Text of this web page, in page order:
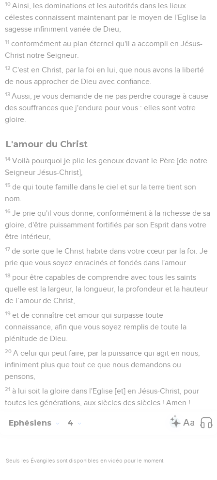
10 Ainsi, les dominations et les autorités dans les lieux
célestes connaissent maintenant par le moyen de l'Eglise la
sagesse infiniment variée de Dieu,
11 conformément au plan éternel qu'il a accompli en Jésus-
Christ notre Seigneur.
12 C'est en Christ, par la foi en lui, que nous avons la liberté
de nous approcher de Dieu avec confiance.
13 Aussi, je vous demande de ne pas perdre courage à cause
des souffrances que j'endure pour vous : elles sont votre
gloire.
L'amour du Christ
14 Voilà pourquoi je plie les genoux devant le Père [de notre
Seigneur Jésus-Christ],
15 de qui toute famille dans le ciel et sur la terre tient son
nom.
16 Je prie qu'il vous donne, conformément à la richesse de sa
gloire, d'être puissamment fortifiés par son Esprit dans votre
être intérieur,
17 de sorte que le Christ habite dans votre cœur par la foi. Je
prie que vous soyez enracinés et fondés dans l'amour
18 pour être capables de comprendre avec tous les saints
quelle est la largeur, la longueur, la profondeur et la hauteur
de l’amour de Christ,
19 et de connaître cet amour qui surpasse toute
connaissance, afin que vous soyez remplis de toute la
plénitude de Dieu.
20 A celui qui peut faire, par la puissance qui agit en nous,
infiniment plus que tout ce que nous demandons ou
pensons,
21 à lui soit la gloire dans l'Eglise [et] en Jésus-Christ, pour
toutes les générations, aux siècles des siècles ! Amen !
Ephésiens 4
Seuls les Évangiles sont disponibles en vidéo pour le moment.